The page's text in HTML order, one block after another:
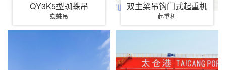
QY3K5型蜘蛛吊
蜘蛛吊
双主梁吊钩门式起重机
起重机